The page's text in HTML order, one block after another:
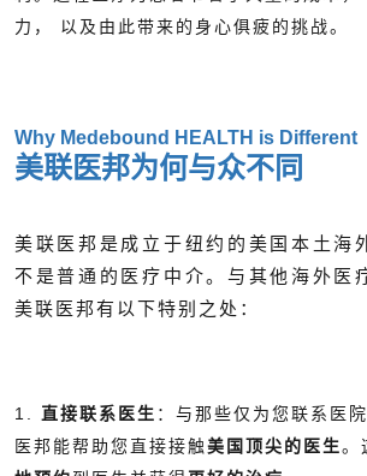
力， 以及由此带来的身心俱疲的挑战。
Why Medebound HEALTH is Different
美联医邦为何与众不同
美联医邦是成立于纽约的美国本土海
不是普通的医疗中介。与其他海外医
美联医邦有以下特别之处：
1. 直接联系医生 ：与那些仅为您联系医
医邦能帮助您直接接触美国顶尖的医生。